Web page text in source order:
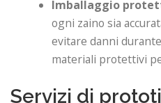
Imballaggio
ogni zaino sia
evitare danni
materiali protettivi
Servizi di